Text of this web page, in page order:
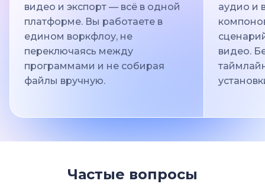
видео и экспорт — всё в одной
платформе. Вы работаете в
едином воркфлоу, не
переключаясь между
программами и не собирая
файлы вручную.
аудио и
видео.
Частые вопросы